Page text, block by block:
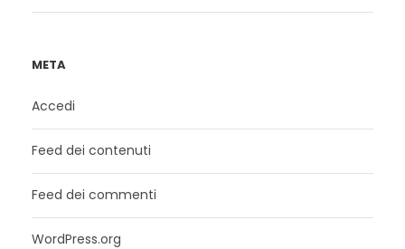
META
Accedi
Feed dei contenuti
Feed dei commenti
WordPress.org